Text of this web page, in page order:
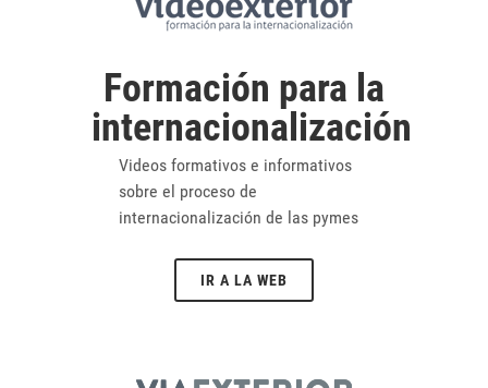
Formación para la
internacionalización
Videos formativos e informativos
sobre el proceso de
internacionalización de las pymes
IR A LA WEB